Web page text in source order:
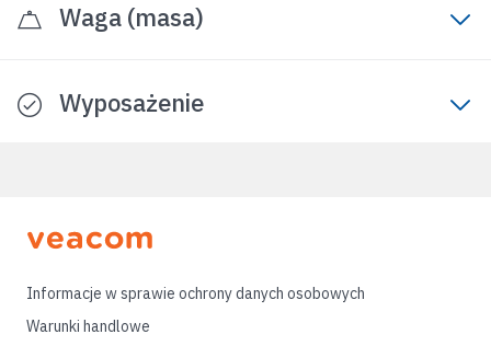
Waga (masa)
Wyposażenie
Informacje w sprawie ochrony danych osobowych
Warunki handlowe